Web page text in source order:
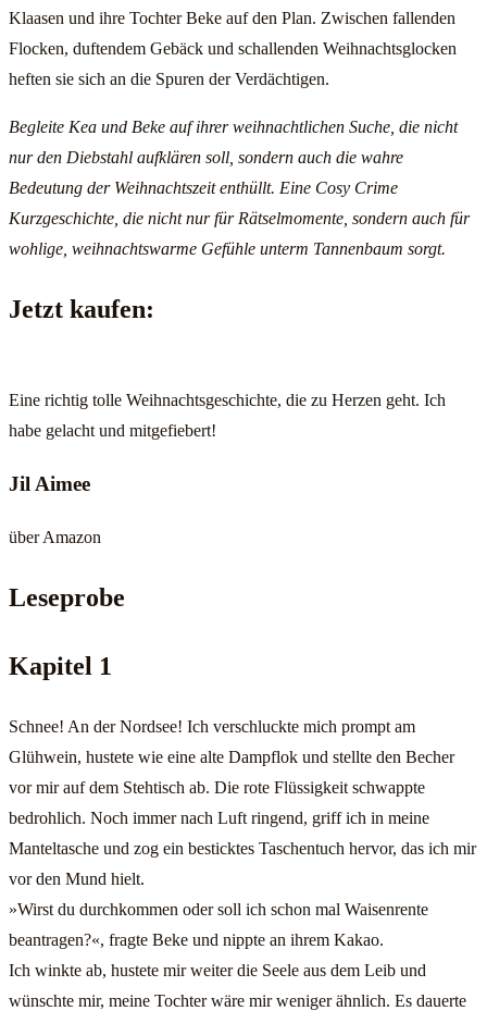
Klaasen und ihre Tochter Beke auf den Plan. Zwischen fallenden
Flocken, duftendem Gebäck und schallenden Weihnachtsglocken
heften sie sich an die Spuren der Verdächtigen.
Begleite Kea und Beke auf ihrer weihnachtlichen Suche, die nicht
nur den Diebstahl aufklären soll, sondern auch die wahre
Bedeutung der Weihnachtszeit enthüllt. Eine Cosy Crime
Kurzgeschichte, die nicht nur für Rätselmomente, sondern auch für
wohlige, weihnachtswarme Gefühle unterm Tannenbaum sorgt.
Jetzt kaufen:
Eine richtig tolle Weihnachtsgeschichte, die zu Herzen geht. Ich
habe gelacht und mitgefiebert!
Jil Aimee
über Amazon
Leseprobe
Kapitel 1
Schnee! An der Nordsee! Ich verschluckte mich prompt am
Glühwein, hustete wie eine alte Dampflok und stellte den Becher
vor mir auf dem Stehtisch ab. Die rote Flüssigkeit schwappte
bedrohlich. Noch immer nach Luft ringend, griff ich in meine
Manteltasche und zog ein besticktes Taschentuch hervor, das ich mir
vor den Mund hielt.
»Wirst du durchkommen oder soll ich schon mal Waisenrente
beantragen?«, fragte Beke und nippte an ihrem Kakao.
Ich winkte ab, hustete mir weiter die Seele aus dem Leib und
wünschte mir, meine Tochter wäre mir weniger ähnlich. Es dauerte